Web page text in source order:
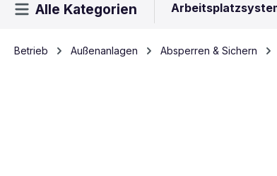
Alle Kategorien
Betrieb Außenanlagen Absperren & Sichern